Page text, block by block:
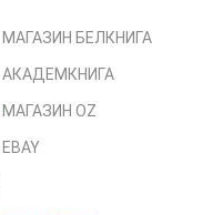
БЕЛКНИГА
. МАГАЗИН OZ